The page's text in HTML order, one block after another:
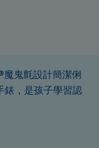
魔鬼氈設計簡潔俐
錶，是孩子學習認